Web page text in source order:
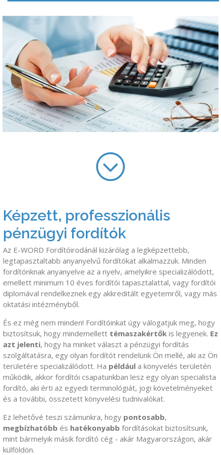
Képzett, professzionális
pénzügyi fordítók
Az E-WORD Fordítóirodánál kizárólag a legképzettebb,
legtapasztaltabb anyanyelvű fordítókat alkalmazzuk. Minden
fordítónknak anyanyelve az a nyelv, amelyikre specializálódott,
emellett minimum 10 éves fordítói tapasztalattal, vagy fordítói
diplomával rendelkeznek egy akkreditált egyetemről, vagy más
oktatási intézményből.
És ez még nem minden! Fordítóinkat úgy válogatjuk meg, hogy
biztosítsuk, hogy mindemellett témaszakértők is legyenek. Ez
azt jelenti, hogy ha minket választ a pénzügyi fordítás
szolgáltatásra, egy olyan fordítót rendelünk Ön mellé, aki az Ön
területére specializálódott. Ha például a könyvelés területén
működik, akkor fordítói csapatunkban lesz egy olyan specialista
fordító, aki érti az egyedi terminológiát, jogi követelményeket
és a további, összetett könyvelési tudnivalókat.
Ez lehetővé teszi számunkra, hogy pontosabb,
megbízhatóbb és hatékonyabb fordításokat biztosítsunk,
mint bármelyik másik fordító cég - akár Magyarországon, akár
külföldön.